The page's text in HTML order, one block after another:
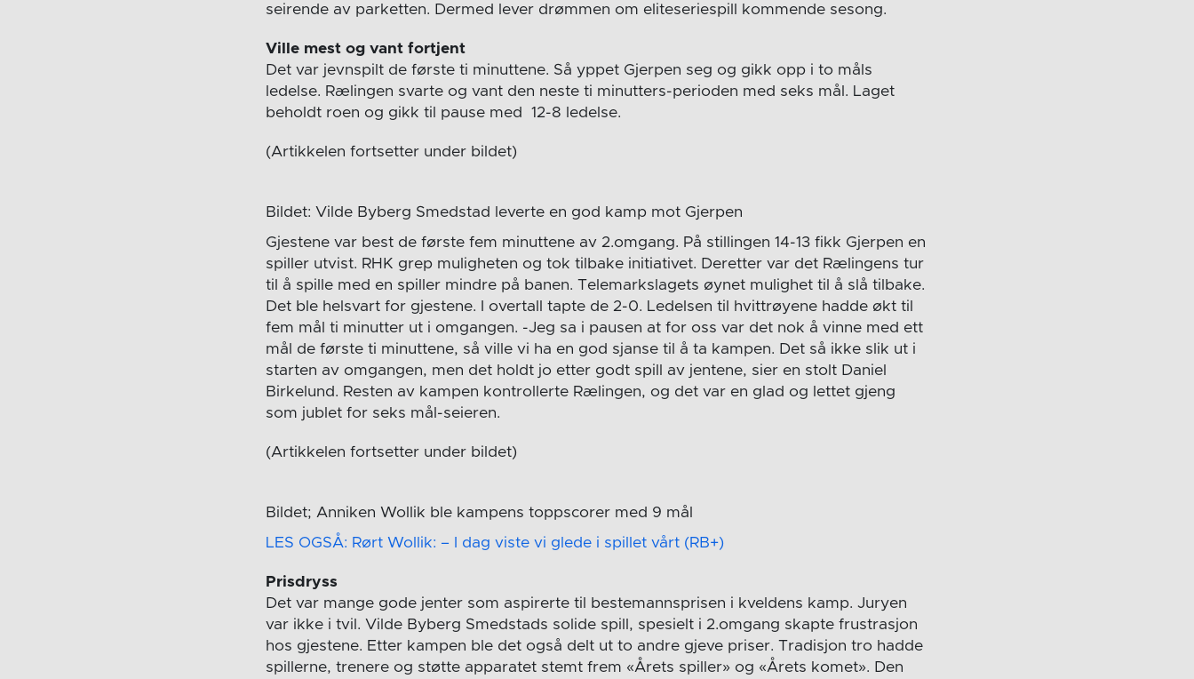
seirende av parketten. Dermed lever drømmen om eliteseriespill kommende sesong.
Ville mest og vant fortjent
Det var jevnspilt de første ti minuttene. Så yppet Gjerpen seg og gikk opp i to måls
ledelse. Rælingen svarte og vant den neste ti minutters-perioden med seks mål. Laget
beholdt roen og gikk til pause med 12-8 ledelse.
(Artikkelen fortsetter under bildet)
Bildet: Vilde Byberg Smedstad leverte en god kamp mot Gjerpen
Gjestene var best de første fem minuttene av 2.omgang. På stillingen 14-13 fikk Gjerpen en
spiller utvist. RHK grep muligheten og tok tilbake initiativet. Deretter var det Rælingens tur
til å spille med en spiller mindre på banen. Telemarkslagets øynet mulighet til å slå tilbake.
Det ble helsvart for gjestene. I overtall tapte de 2-0. Ledelsen til hvittrøyene hadde økt til
fem mål ti minutter ut i omgangen. -Jeg sa i pausen at for oss var det nok å vinne med ett
mål de første ti minuttene, så ville vi ha en god sjanse til å ta kampen. Det så ikke slik ut i
starten av omgangen, men det holdt jo etter godt spill av jentene, sier en stolt Daniel
Birkelund. Resten av kampen kontrollerte Rælingen, og det var en glad og lettet gjeng
som jublet for seks mål-seieren.
(Artikkelen fortsetter under bildet)
Bildet; Anniken Wollik ble kampens toppscorer med 9 mål
LES OGSÅ: Rørt Wollik: – I dag viste vi glede i spillet vårt (RB+)
Prisdryss
Det var mange gode jenter som aspirerte til bestemannsprisen i kveldens kamp. Juryen
var ikke i tvil. Vilde Byberg Smedstads solide spill, spesielt i 2.omgang skapte frustrasjon
hos gjestene. Etter kampen ble det også delt ut to andre gjeve priser. Tradisjon tro hadde
spillerne, trenere og støtte apparatet stemt frem «Årets spiller» og «Årets komet». Den